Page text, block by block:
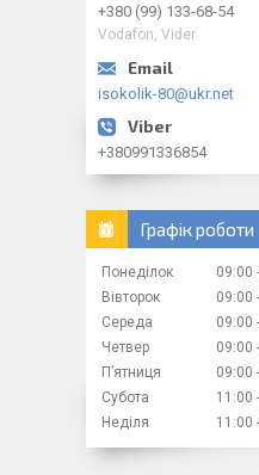
+380 (99) 133-68-54
Vodafon, Vider
isokolik-80@ukr.net
+380991336854
Графік роботи
Понеділок 09:00
Вівторок
09:00
Середа
09:00
Четвер
09:00
Пʼятниця
09:00
Субота
11:00
Неділя
11:00